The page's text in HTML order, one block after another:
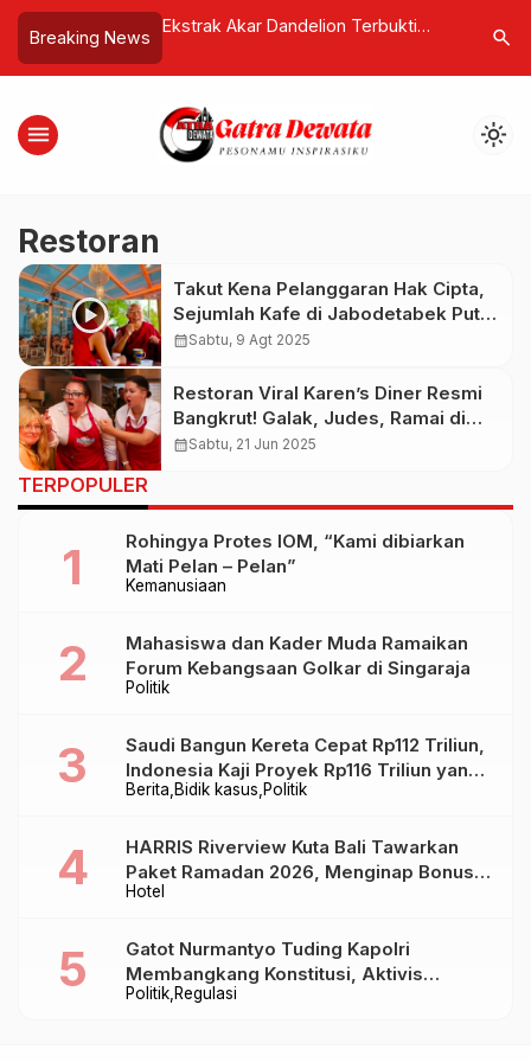
Breaking News
di Atas Lahan
Serobot
Ekstrak Akar Dandelion Terbukti
Besar Hanya dalam 48 Jam
Masuk
Sport
search
menu light_mode
Restoran
Takut Kena Pelanggaran Hak Cipta,
Sejumlah Kafe di Jabodetabek Putar
Chant Om Mani Padme Hum
calendar_monthSabtu, 9 Agt 2025
Restoran Viral Karen’s Diner Resmi
Bangkrut! Galak, Judes, Ramai di
Sosmed, Tapi Tak Tahan di Dunia
calendar_monthSabtu, 21 Jun 2025
TERPOPULER
Kemanusiaan
Rohingya Protes IOM, “Kami dibiarkan
Mati Pelan – Pelan”
Politik
Mahasiswa dan Kader Muda Ramaikan
Forum Kebangsaan Golkar di Singaraja
Berita Bidik kasus Politik
Saudi Bangun Kereta Cepat Rp112 Triliun,
Indonesia Kaji Proyek Rp116 Triliun yang
Baru Sampai Bandung
Hotel
HARRIS Riverview Kuta Bali Tawarkan
Paket Ramadan 2026, Menginap Bonus
Takjil hingga Bukber Mulai Rp88.888
Politik Regulasi
Gatot Nurmantyo Tuding Kapolri
Membangkang Konstitusi, Aktivis
Tegaskan Polri Tak Punya Sejarah